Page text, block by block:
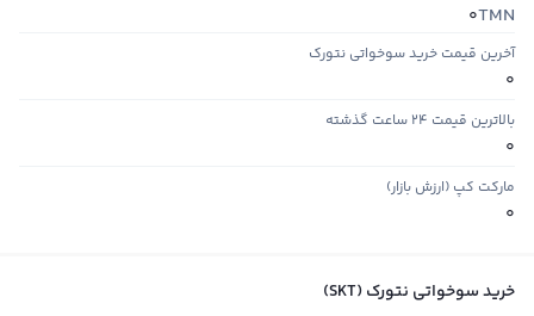
TMN
0
آخرین قیمت خرید سوخواتی نتورک
0
بالاترین قیمت ۲۴ ساعت گذشته
0
مارکت کپ (ارزش بازار)
0
خرید سوخواتی نتورک (SKT)